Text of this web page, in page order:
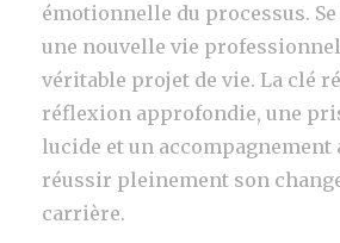
émotionnelle du processus.
une nouvelle vie
véritable projet de vie. La clé
réflexion approfondie, une
lucide et un accompagnement
réussir pleinement son
carrière.